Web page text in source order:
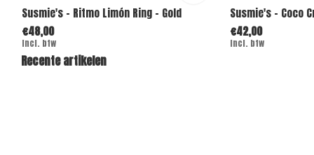
Susmie's - Ritmo Limón Ring - Gold
€48,00
Incl. btw
Susmie's - Coco
€42,00
Incl. btw
Recente artikelen